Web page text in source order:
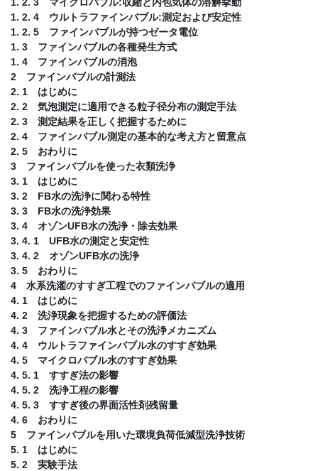
1. 2. 4 ウルトラファインバブル:測定および安定性
1. 2. 5 ファインバブルが持つゼータ電位
1. 3 ファインバブルの各種発生方式
1. 4 ファインバブルの消泡
2 ファインバブルの計測法
2. 1 はじめに
2. 2 気泡測定に適用できる粒子径分布の測定手法
2. 3 測定結果を正しく把握するために
2. 4 ファインバブル測定の基本的な考え方と留意点
2. 5 おわりに
3 ファインバブルを使った衣類洗浄
3. 1 はじめに
3. 2 FB水の洗浄に関わる特性
3. 3 FB水の洗浄効果
3. 4 オゾンUFB水の洗浄・除去効果
3. 4. 1 UFB水の測定と安定性
3. 4. 2 オゾンUFB水の洗浄
3. 5 おわりに
4 水系洗濯のすすぎ工程でのファインバブルの適用
4. 1 はじめに
4. 2 洗浄現象を把握するための評価法
4. 3 ファインバブル水とその洗浄メカニズム
4. 4 ウルトラファインバブル水のすすぎ効果
4. 5 マイクロバブル水のすすぎ効果
4. 5. 1 すすぎ法の影響
4. 5. 2 洗浄工程の影響
4. 5. 3 すすぎ後の界面活性剤残留量
4. 6 おわりに
5 ファインバブルを用いた環境負荷低減型洗浄技術
5. 1 はじめに
5. 2 実験手法